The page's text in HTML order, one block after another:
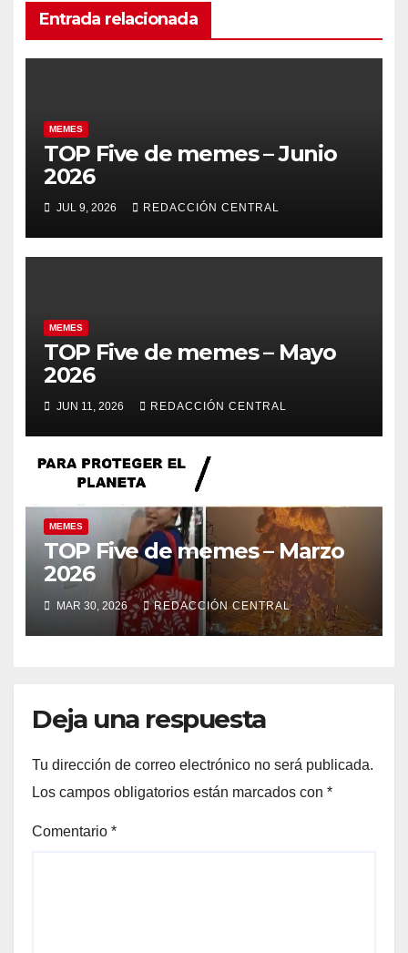
Entrada relacionada
MEMES
TOP Five de memes – Junio
2026
JUL 9, 2026 REDACCIÓN CENTRAL
MEMES
TOP Five de memes – Mayo
2026
JUN 11, 2026 REDACCIÓN CENTRAL
MEMES
TOP Five de memes – Marzo
2026
MAR 30, 2026 REDACCIÓN CENTRAL
Deja una respuesta
Tu dirección de correo electrónico no será publicada.
Los campos obligatorios están marcados con *
Comentario *